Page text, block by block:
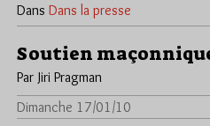
Dans Dans la presse
Soutien
Par Jiri Pragman
Dimanche 17/01/10